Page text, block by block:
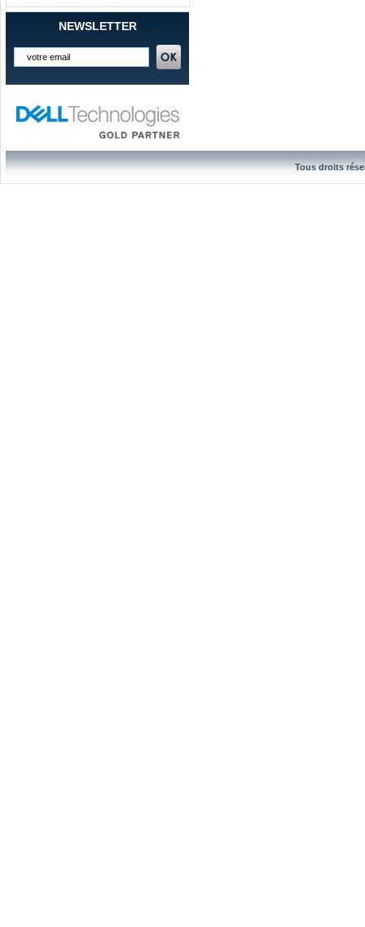
NEWSLETTER
Tous droits